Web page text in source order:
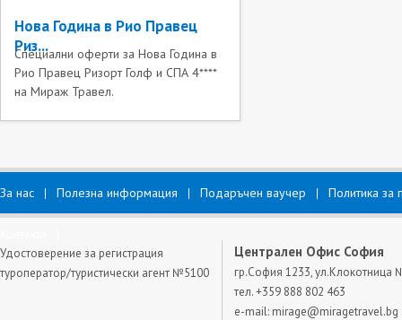
Нова Година в Рио Правец
Риз...
Специални оферти за Нова Година в
Рио Правец Ризорт Голф и СПА 4****
на Мираж Травел.
За нас Полезна информация Подаръчен ваучер Политика за
Удостоверение за регистрация
туроператор/туристически агент №5100
Централен Офис София
гр.София 1233, ул.Клокотница
тел. +359 888 802 463
e-mail: mirage@miragetravel.bg